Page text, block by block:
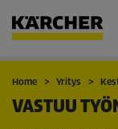
Ostoskori
Suosikit
Home Yritys
VASTUU